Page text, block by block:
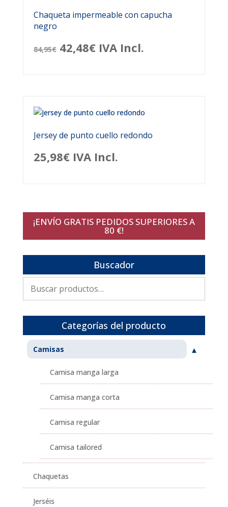
Chaqueta impermeable con capucha
negro
84,95€ El
42,48€ElIVA Incl.
Jersey de punto cuello redondo
25,98€ IVA Incl.
¡ENVÍO GRATIS PEDIDOS SUPERIORES A
80 €!
Buscador
por:
Categorías del producto
Camisas
Camisa manga larga
Camisa manga corta
Camisa regular
Camisa tailored
Chaquetas
Jerséis